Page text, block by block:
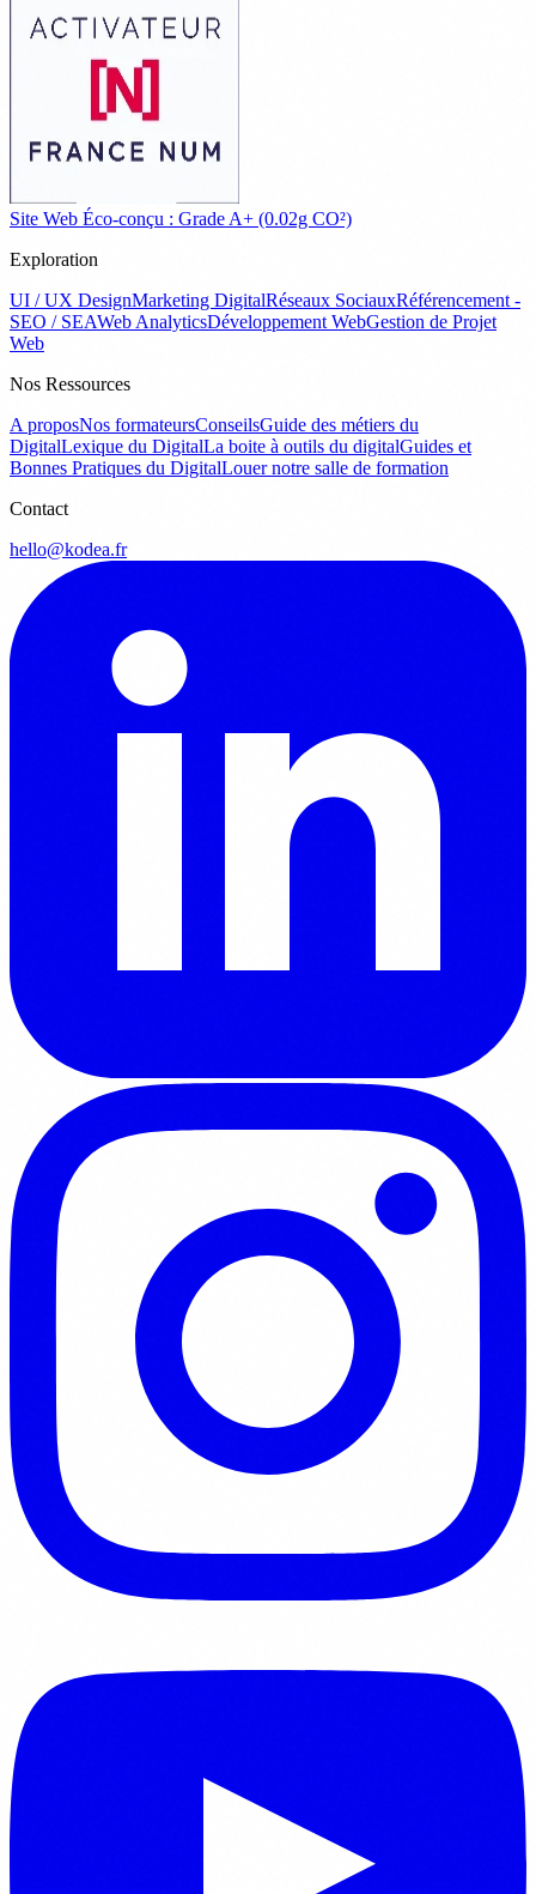
Site Web Éco-conçu : Grade A+ (0.02g CO²)
Exploration
UI / UX DesignMarketing DigitalRéseaux SociauxRéférencement -
SEO / SEAWeb AnalyticsDéveloppement WebGestion de Projet
Web
Nos Ressources
A proposNos formateursConseilsGuide des métiers du
DigitalLexique du DigitalLa boite à outils du digitalGuides et
Bonnes Pratiques du DigitalLouer notre salle de formation
Contact
hello@kodea.fr